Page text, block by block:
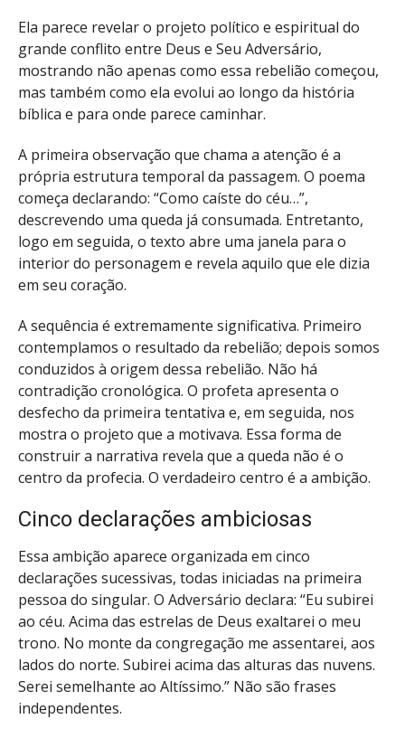
Ela parece revelar o projeto político e espiritual do
grande conflito entre Deus e Seu Adversário,
mostrando não apenas como essa rebelião começou,
mas também como ela evolui ao longo da história
bíblica e para onde parece caminhar.
A primeira observação que chama a atenção é a
própria estrutura temporal da passagem. O poema
começa declarando: “Como caíste do céu…”,
descrevendo uma queda já consumada. Entretanto,
logo em seguida, o texto abre uma janela para o
interior do personagem e revela aquilo que ele dizia
em seu coração.
A sequência é extremamente significativa. Primeiro
contemplamos o resultado da rebelião; depois somos
conduzidos à origem dessa rebelião. Não há
contradição cronológica. O profeta apresenta o
desfecho da primeira tentativa e, em seguida, nos
mostra o projeto que a motivava. Essa forma de
construir a narrativa revela que a queda não é o
centro da profecia. O verdadeiro centro é a ambição.
Cinco declarações ambiciosas
Essa ambição aparece organizada em cinco
declarações sucessivas, todas iniciadas na primeira
pessoa do singular. O Adversário declara: “Eu subirei
ao céu. Acima das estrelas de Deus exaltarei o meu
trono. No monte da congregação me assentarei, aos
lados do norte. Subirei acima das alturas das nuvens.
Serei semelhante ao Altíssimo.” Não são frases
independentes.